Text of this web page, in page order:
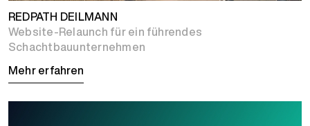
REDPATH DEILMANN
Website-Relaunch für ein führendes
Schachtbauunternehmen
Mehr erfahren